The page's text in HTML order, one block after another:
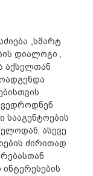
„სმარტ
დიალოგი ,
აქსელთან
სააგენტოების
ასევე
ძირითად